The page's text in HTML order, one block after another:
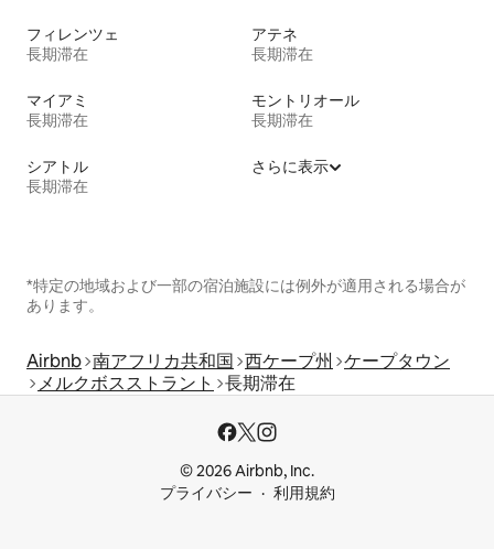
フィレンツェ
長期滞在
アテネ
長期滞在
マイアミ
長期滞在
モントリオール
長期滞在
シアトル
長期滞在
さらに表示
*特定の地域および一部の宿泊施設には例外が適用される場合が
あります。
Airbnb 南アフリカ共和国 西ケープ州
ケープタウン
メルクボスストラント
長期滞在
© 2026 Airbnb, Inc.
プライバシー
利用規約